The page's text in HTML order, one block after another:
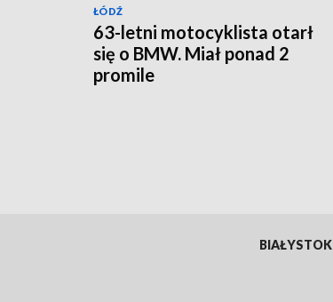
ŁÓDŹ
63-letni motocyklista otarł
się o BMW. Miał ponad 2
promile
BIAŁYSTOK